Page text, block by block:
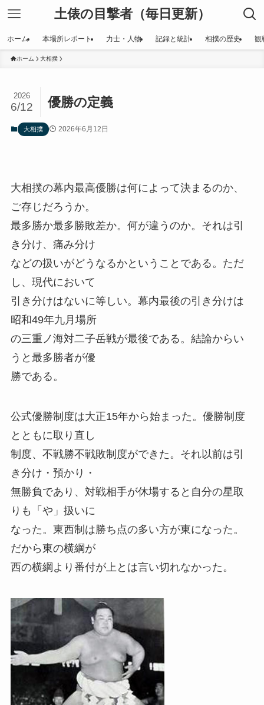
土俵の目撃者（毎日更新）
ホーム 本場所レポート 力士・人物 記録と統計 相撲の歴史 観
ホーム 大相撲
優勝の定義
2026
6/12
大相撲 2026年6月12日
大相撲の幕内最高優勝は何によって決まるのか、
ご存じだろうか。
最多勝か最多勝敗差か。何が違うのか。それは引
き分け、痛み分け
などの扱いがどうなるかということである。ただ
し、現代において
引き分けはないに等しい。幕内最後の引き分けは
昭和49年九月場所
の三重ノ海対二子岳戦が最後である。結論からい
うと最多勝者が優
勝である。
公式優勝制度は大正15年から始まった。優勝制度
とともに取り直し
制度、不戦勝不戦敗制度ができた。それ以前は引
き分け・預かり・
無勝負であり、対戦相手が休場すると自分の星取
りも「や」扱いに
なった。東西制は勝ち点の多い方が東になった。
だから東の横綱が
西の横綱より番付が上とは言い切れなかった。